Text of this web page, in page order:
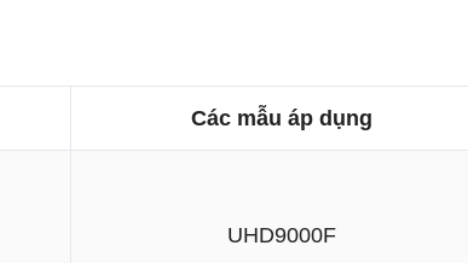
Các mẫu áp dụng
UHD9000F